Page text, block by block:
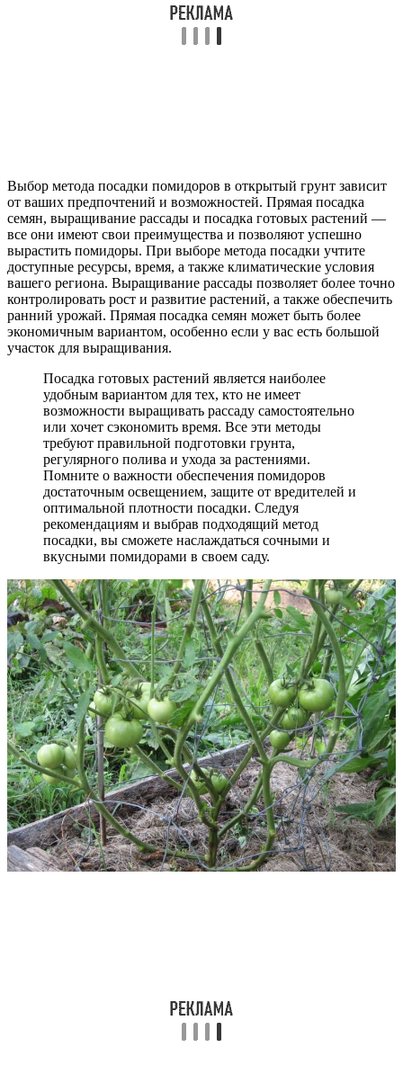
Выбор метода посадки помидоров в открытый грунт зависит
от ваших предпочтений и возможностей. Прямая посадка
семян, выращивание рассады и посадка готовых растений —
все они имеют свои преимущества и позволяют успешно
вырастить помидоры. При выборе метода посадки учтите
доступные ресурсы, время, а также климатические условия
вашего региона. Выращивание рассады позволяет более точно
контролировать рост и развитие растений, а также обеспечить
ранний урожай. Прямая посадка семян может быть более
экономичным вариантом, особенно если у вас есть большой
участок для выращивания.
Посадка готовых растений является наиболее
удобным вариантом для тех, кто не имеет
возможности выращивать рассаду самостоятельно
или хочет сэкономить время. Все эти методы
требуют правильной подготовки грунта,
регулярного полива и ухода за растениями.
Помните о важности обеспечения помидоров
достаточным освещением, защите от вредителей и
оптимальной плотности посадки. Следуя
рекомендациям и выбрав подходящий метод
посадки, вы сможете наслаждаться сочными и
вкусными помидорами в своем саду.